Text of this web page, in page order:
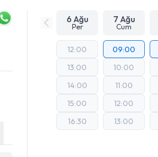
6 Ağu
Per
7 Ağu
Cum
12:00
13:00
14:00
15:00
16:30
09:00
10:00
11:00
12:00
13:00